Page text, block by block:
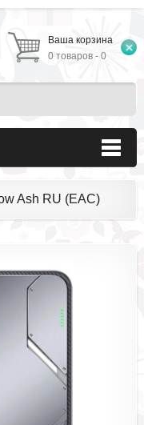
Ваша корзина
0 товаров - 0
Ash RU (EAC)